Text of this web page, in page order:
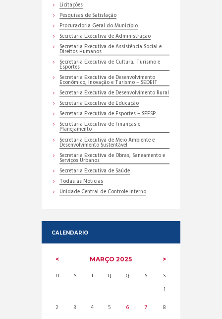
Licitações
Pesquisas de Satisfação
Procuradoria Geral do Município
Secretaria Executiva de Administração
Secretaria Executiva de Assistência Social e
Direitos Humanos
Secretaria Executiva de Cultura, Turismo e
Esportes
Secretaria Executiva de Desenvolvimento
Econômico, Inovação e Turismo – SEDEIT
Secretaria Executiva de Desenvolvimento Rural
Secretaria Executiva de Educação
Secretaria Executiva de Esportes – SEESP
Secretaria Executiva de Finanças e
Planejamento
Secretaria Executiva de Meio Ambiente e
Desenvolvimento Sustentável
Secretaria Executiva de Obras, Saneamento e
Serviços Urbanos
Secretaria Executiva de Saúde
Todas as Noticias
Unidade Central de Controle Interno
CALENDARIO
MARÇO2025
D S T Q Q S S
1
2
3 4 5 6 7
8